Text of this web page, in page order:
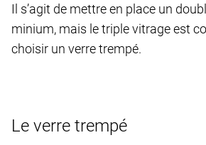
Il s’agit de mettre en place un
minium, mais le triple vitrage est
choisir un verre trempé.
Le verre trempé